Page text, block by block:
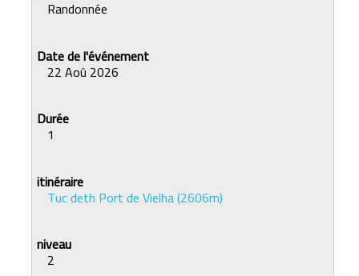
Randonnée
22 Aoû 2026
1
Tuc deth Port de Vielha (2606m)
2